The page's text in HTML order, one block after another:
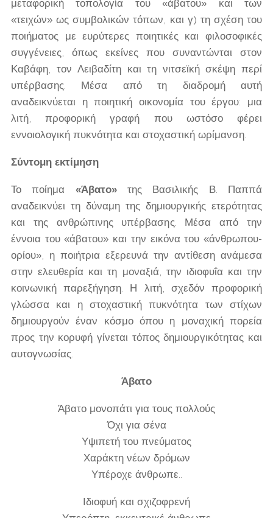
μεταφορική τοπολογία του «άβατου» και των
«τειχών» ως συμβολικών τόπων, και γ) τη σχέση του
ποιήματος με ευρύτερες ποιητικές και φιλοσοφικές
συγγένειες, όπως εκείνες που συναντώνται στον
Καβάφη, τον Λειβαδίτη και τη νιτσεϊκή σκέψη περί
υπέρβασης. Μέσα από τη διαδρομή αυτή
αναδεικνύεται η ποιητική οικονομία του έργου: μια
λιτή, προφορική γραφή που ωστόσο φέρει
εννοιολογική πυκνότητα και στοχαστική ωρίμανση.
Σύντομη εκτίμηση
Το ποίημα «Άβατο»της Βασιλικής Β. Παππά
αναδεικνύει τη δύναμη της δημιουργικής ετερότητας
και της ανθρώπινης υπέρβασης. Μέσα από την
έννοια του «άβατου» και την εικόνα του «άνθρωπου-
ορίου», η ποιήτρια εξερευνά την αντίθεση ανάμεσα
στην ελευθερία και τη μοναξιά, την ιδιοφυΐα και την
κοινωνική παρεξήγηση. Η λιτή, σχεδόν προφορική
γλώσσα και η στοχαστική πυκνότητα των στίχων
δημιουργούν έναν κόσμο όπου η μοναχική πορεία
προς την κορυφή γίνεται τόπος δημιουργικότητας και
αυτογνωσίας.
Άβατο
Άβατο μονοπάτι για τους πολλούς
Όχι για σένα
Υψιπετή του πνεύματος
Χαράκτη νέων δρόμων
Υπέροχε άνθρωπε..
Ιδιοφυή και σχιζοφρενή